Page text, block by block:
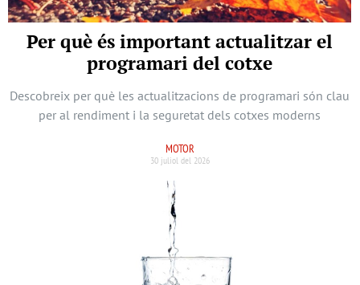
Per què és important actualitzar el
programari del cotxe
Descobreix per què les actualitzacions de programari són clau
per al rendiment i la seguretat dels cotxes moderns
MOTOR
30 juliol del 2026